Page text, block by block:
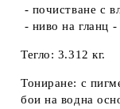
- почистване с
- ниво на гланц
Тегло: 3.312 кг.
Тониране: с
бои на водна